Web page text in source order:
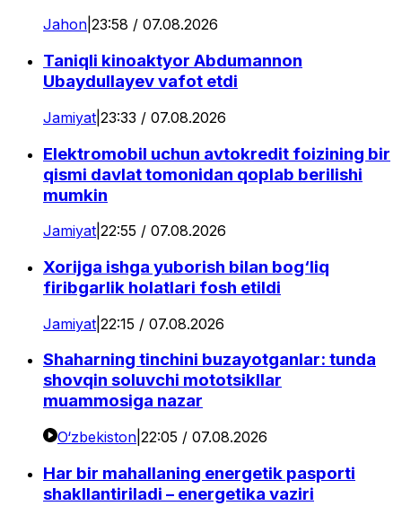
Jahon 23:58 / 07.08.2026
Taniqli kinoaktyor Abdumannon
Ubaydullayev vafot etdi
Jamiyat 23:33 / 07.08.2026
Elektromobil uchun avtokredit foizining bir
qismi davlat tomonidan qoplab berilishi
mumkin
Jamiyat 22:55 / 07.08.2026
Xorijga ishga yuborish bilan bog‘liq
firibgarlik holatlari fosh etildi
Jamiyat 22:15 / 07.08.2026
Shaharning tinchini buzayotganlar: tunda
shovqin soluvchi mototsikllar
muammosiga nazar
O‘zbekiston 22:05 / 07.08.2026
Har bir mahallaning energetik pasporti
shakllantiriladi – energetika vaziri